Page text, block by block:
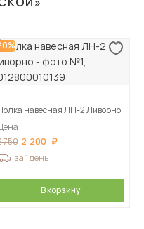
навесная ЛН-2 Ливорно
750 2 200
за 1 день
В корзину